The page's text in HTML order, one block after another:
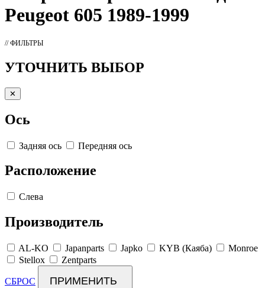
Peugeot 605 1989-1999
// ФИЛЬТРЫ
УТОЧНИТЬ ВЫБОР
✕
Ось
Задняя ось Передняя ось
Расположение
Слева
Производитель
AL-KO Japanparts Japko KYB (Каяба)
Monroe
Stellox
Zentparts
СБРОС ПРИМЕНИТЬ